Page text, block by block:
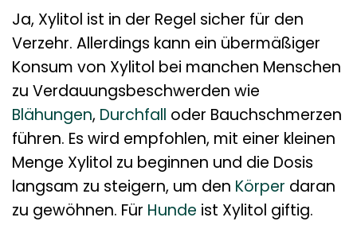
Ja, Xylitol ist in der Regel sicher für den
Verzehr. Allerdings kann ein übermäßiger
Konsum von Xylitol bei manchen Menschen
zu Verdauungsbeschwerden wie
Blähungen, Durchfall oder Bauchschmerzen
führen. Es wird empfohlen, mit einer kleinen
Menge Xylitol zu beginnen und die Dosis
langsam zu steigern, um den Körper daran
zu gewöhnen. Für Hunde ist Xylitol giftig.